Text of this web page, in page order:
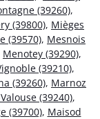
(39260),
(39800), Mièges
(39570), Mesnois
Menotey (39290),
(39210),
(39260), Marnoz
(39240),
(39700), Maisod